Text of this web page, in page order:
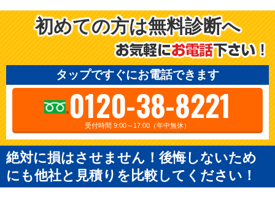
初めての方は無料診断へ
タップですぐにお電話できます
0120-38-8221
受付時間 9:00～17:00（年中無休）
絶対に損はさせません！後悔しないため
にも他社と見積りを比較してください！